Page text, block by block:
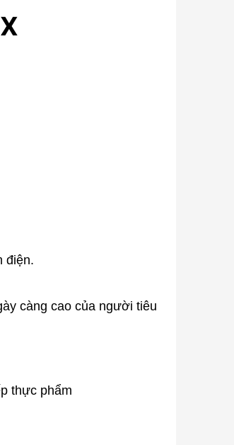
điện.
càng cao của người tiêu
thực phẩm